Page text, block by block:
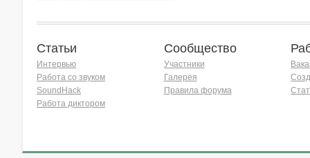
Статьи
Интервью
Работа со звуком
SoundHack
Работа диктором
Сообщество
Участники
Галерея
Правила форума